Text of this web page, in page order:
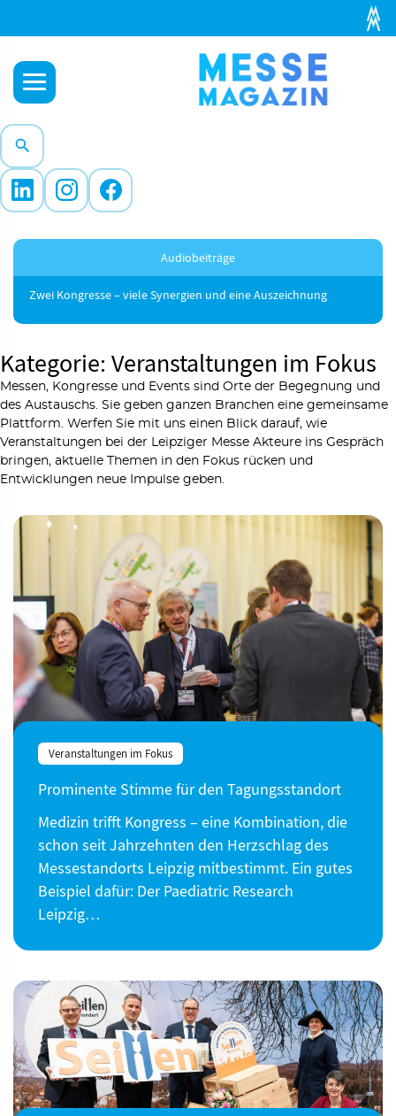
Audiobeiträge
Zwei Kongresse – viele Synergien und eine Auszeichnung
Kategorie: Veranstaltungen im Fokus
Messen, Kongresse und Events sind Orte der Begegnung und
des Austauschs. Sie geben ganzen Branchen eine gemeinsame
Plattform. Werfen Sie mit uns einen Blick darauf, wie
Veranstaltungen bei der Leipziger Messe Akteure ins Gespräch
bringen, aktuelle Themen in den Fokus rücken und
Entwicklungen neue Impulse geben.
Veranstaltungen im Fokus
Prominente Stimme für den Tagungsstandort
Medizin trifft Kongress – eine Kombination, die
schon seit Jahrzehnten den Herzschlag des
Messestandorts Leipzig mitbestimmt. Ein gutes
Beispiel dafür: Der Paediatric Research
Leipzig…